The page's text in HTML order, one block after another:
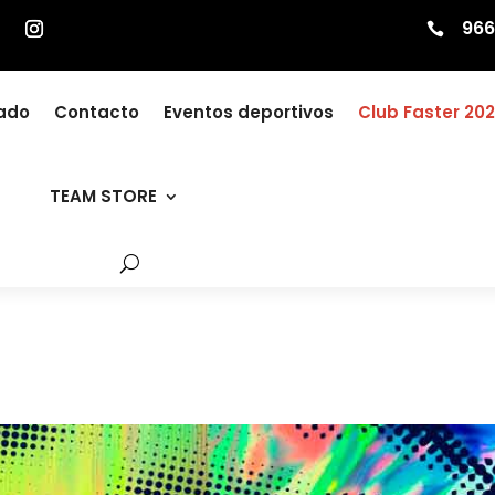

Contacto Eventos deportivos Club Faster
TEAM STORE